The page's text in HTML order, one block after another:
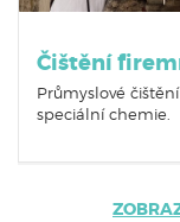
Čištění
Průmyslové
speciální chemie.